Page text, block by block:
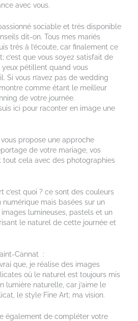
avec vous.
sociable et très disponible
dit-on. Tous mes mariés
très à l’écoute, car finalement ce
c’est que vous soyez satisfait de
pétillent quand vous
Si vous n’avez pas de wedding
comme étant le meilleur
de votre journée.
ici pour raconter en image une
vous propose une approche
de votre mariage, vos
tout cela avec des photographies
c’est quoi ? ce sont des couleurs
numérique mais basées sur un
lumineuses, pastels et un
le naturel de cette journée et
Cannat :
que, je réalise des images
où le naturel est toujours mis
lumière naturelle, car j’aime le
le style Fine Art; ma vision.
également de compléter votre